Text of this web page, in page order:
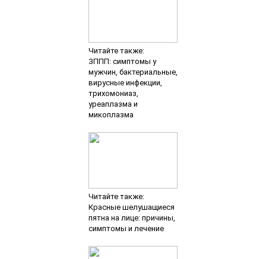
Читайте также:
ЗППП: симптомы у
мужчин, бактериальные,
вирусные инфекции,
трихомониаз,
уреаплазма и
микоплазма
Читайте также:
Красные шелушащиеся
пятна на лице: причины,
симптомы и лечение